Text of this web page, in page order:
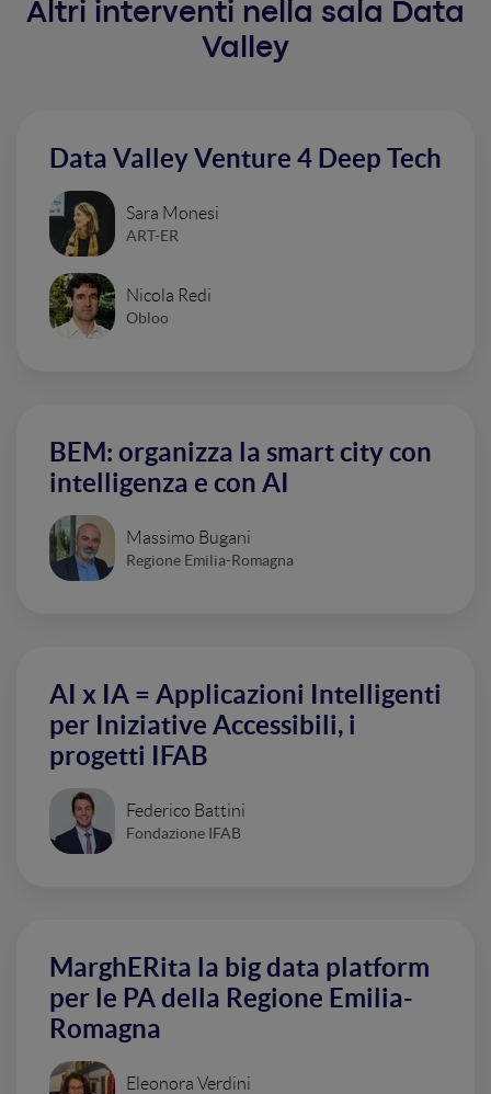
Altri interventi nella sala Data
Valley
Data Valley Venture 4 Deep Tech
Sara Monesi
ART-ER
Nicola Redi
Obloo
BEM: organizza la smart city con
intelligenza e con AI
Massimo Bugani
Regione Emilia-Romagna
AI x IA = Applicazioni Intelligenti
per Iniziative Accessibili, i
progetti IFAB
Federico Battini
Fondazione IFAB
MarghERita la big data platform
per le PA della Regione Emilia-
Romagna
Eleonora Verdini